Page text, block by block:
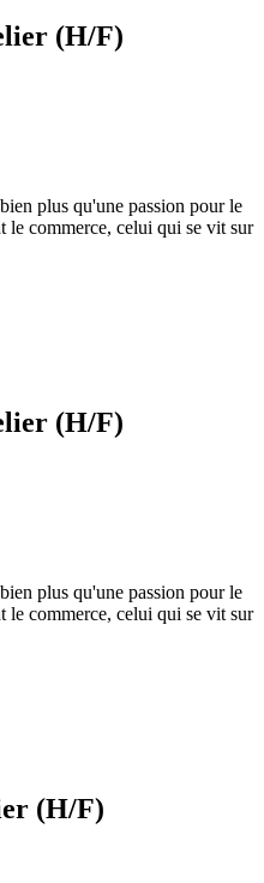
(H/F)
plus qu'une passion pour le
le commerce, celui qui se vit sur
(H/F)
plus qu'une passion pour le
le commerce, celui qui se vit sur
(H/F)